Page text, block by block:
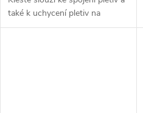
také k uchycení pletiv na
napínací drát pomocí...